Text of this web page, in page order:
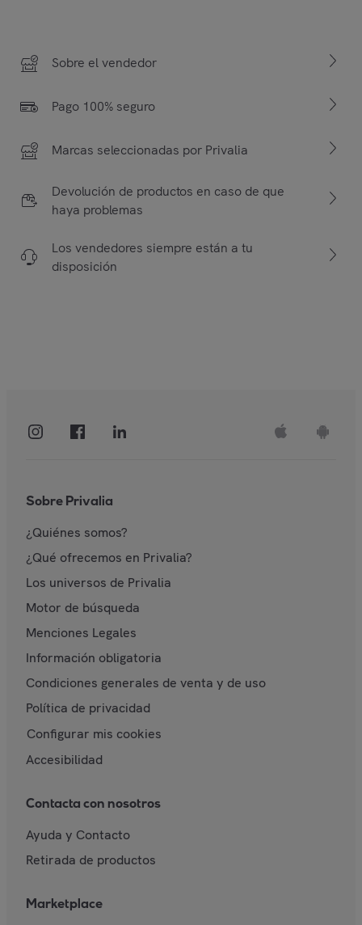
Sobre el vendedor
Pago 100% seguro
Marcas seleccionadas por Privalia
Devolución de productos en caso de que
haya problemas
Los vendedores siempre están a tu
disposición
Sobre Privalia
¿Quiénes somos?
¿Qué ofrecemos en Privalia?
Los universos de Privalia
Motor de búsqueda
Menciones Legales
Información obligatoria
Condiciones generales de venta y de uso
Política de privacidad
Configurar mis cookies
Accesibilidad
Contacta con nosotros
Ayuda y Contacto
Retirada de productos
Marketplace